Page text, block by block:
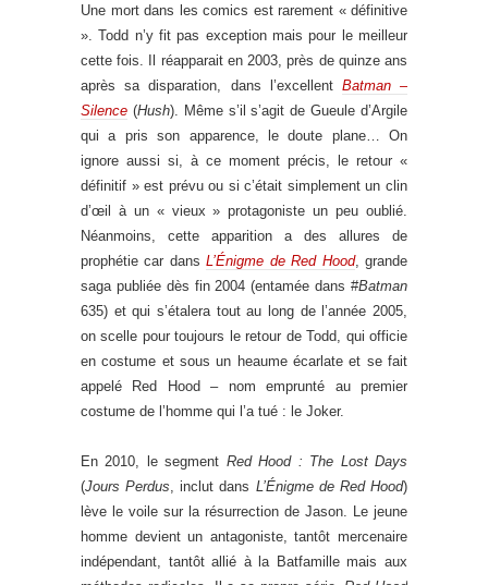
Une mort dans les comics est rarement « définitive
». Todd n’y fit pas exception mais pour le meilleur
cette fois. Il réapparait en 2003, près de quinze ans
après sa disparation, dans l’excellent Batman –
Silence (Hush). Même s’il s’agit de Gueule d’Argile
qui a pris son apparence, le doute plane… On
ignore aussi si, à ce moment précis, le retour «
définitif » est prévu ou si c’était simplement un clin
d’œil à un « vieux » protagoniste un peu oublié.
Néanmoins, cette apparition a des allures de
prophétie car dansL’Énigme de Red Hood, grande
saga publiée dès fin 2004 (entamée dans #Batman
635) et qui s’étalera tout au long de l’année 2005,
on scelle pour toujours le retour de Todd, qui officie
en costume et sous un heaume écarlate et se fait
appelé Red Hood – nom emprunté au premier
costume de l’homme qui l’a tué : le Joker.
En 2010, le segment Red Hood : The Lost Days
(Jours Perdus , inclut dans L’Énigme de Red Hood)
lève le voile sur la résurrection de Jason. Le jeune
homme devient un antagoniste, tantôt mercenaire
indépendant, tantôt allié à la Batfamille mais aux